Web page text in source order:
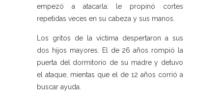
empezó a atacarla: le propinó cortes
repetidas veces en su cabeza y sus manos.
Los gritos de la víctima despertaron a sus
dos hijos mayores. El de 26 años rompió la
puerta del dormitorio de su madre y detuvo
el ataque, mientas que el de 12 años corrió a
buscar ayuda.